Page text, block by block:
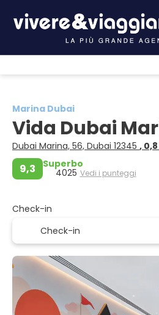
Marina Dubai
Vida Dubai
Dubai Marina, 56, Dubai 12345 ,
9,3 Superbo
4025 Vedi i punteggi
Check-in